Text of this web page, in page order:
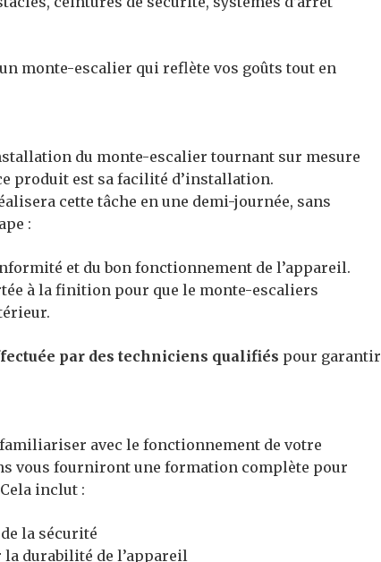
monte-escalier qui reflète vos goûts tout en
du monte-escalier tournant sur mesure
produit est sa facilité d’installation.
cette tâche en une demi-journée, sans
:
et du bon fonctionnement de l’appareil.
à la finition pour que le monte-escaliers
par des techniciens qualifiés pour garantir
avec le fonctionnement de votre
vous fourniront une formation complète pour
inclut :
la sécurité
durabilité de l’appareil